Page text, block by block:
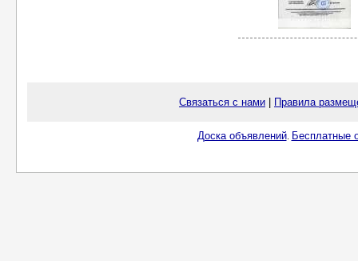
Связаться с нами Правила
Доска объявлений. Бесплатные